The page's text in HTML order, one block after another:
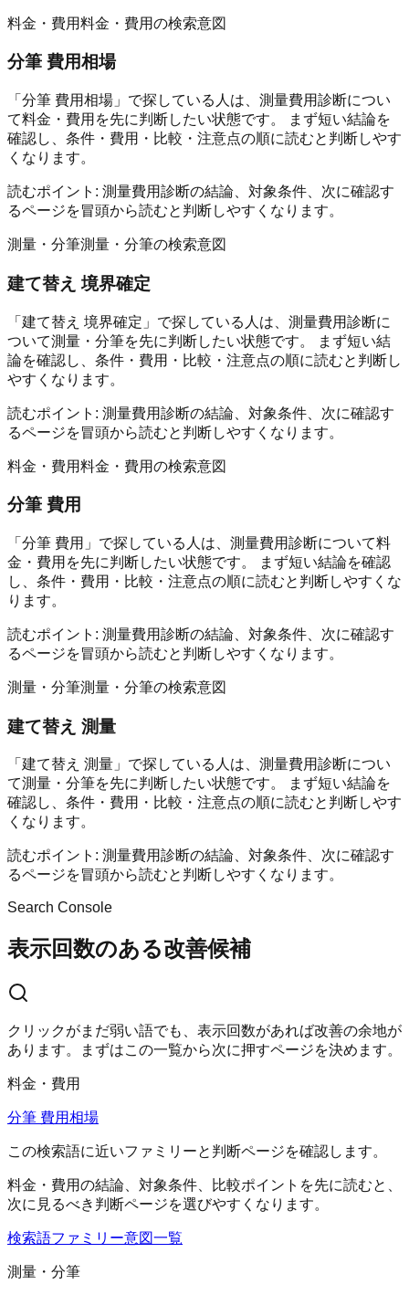
料金・費用料金・費用の検索意図
分筆 費用相場
「分筆 費用相場」で探している人は、測量費用診断につい
て料金・費用を先に判断したい状態です。 まず短い結論を
確認し、条件・費用・比較・注意点の順に読むと判断しやす
くなります。
読むポイント: 測量費用診断の結論、対象条件、次に確認す
るページを冒頭から読むと判断しやすくなります。
測量・分筆測量・分筆の検索意図
建て替え 境界確定
「建て替え 境界確定」で探している人は、測量費用診断に
ついて測量・分筆を先に判断したい状態です。 まず短い結
論を確認し、条件・費用・比較・注意点の順に読むと判断し
やすくなります。
読むポイント: 測量費用診断の結論、対象条件、次に確認す
るページを冒頭から読むと判断しやすくなります。
料金・費用料金・費用の検索意図
分筆 費用
「分筆 費用」で探している人は、測量費用診断について料
金・費用を先に判断したい状態です。 まず短い結論を確認
し、条件・費用・比較・注意点の順に読むと判断しやすくな
ります。
読むポイント: 測量費用診断の結論、対象条件、次に確認す
るページを冒頭から読むと判断しやすくなります。
測量・分筆測量・分筆の検索意図
建て替え 測量
「建て替え 測量」で探している人は、測量費用診断につい
て測量・分筆を先に判断したい状態です。 まず短い結論を
確認し、条件・費用・比較・注意点の順に読むと判断しやす
くなります。
読むポイント: 測量費用診断の結論、対象条件、次に確認す
るページを冒頭から読むと判断しやすくなります。
Search Console
表示回数のある改善候補
クリックがまだ弱い語でも、表示回数があれば改善の余地が
あります。まずはこの一覧から次に押すページを決めます。
料金・費用
分筆 費用相場
この検索語に近いファミリーと判断ページを確認します。
料金・費用の結論、対象条件、比較ポイントを先に読むと、
次に見るべき判断ページを選びやすくなります。
検索語ファミリー意図一覧
測量・分筆